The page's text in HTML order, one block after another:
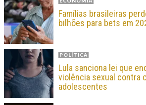
Famílias brasileiras
bilhões para bets em
POLÍTICA
Lula sanciona lei que
violência sexual contra
adolescentes